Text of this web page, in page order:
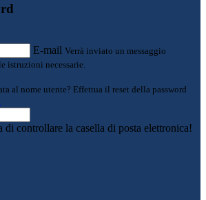
E-mail Verrà inviato un messaggio
istruzioni necessarie.
al nome utente? Effettua il reset della password
di controllare la casella di posta elettronica!